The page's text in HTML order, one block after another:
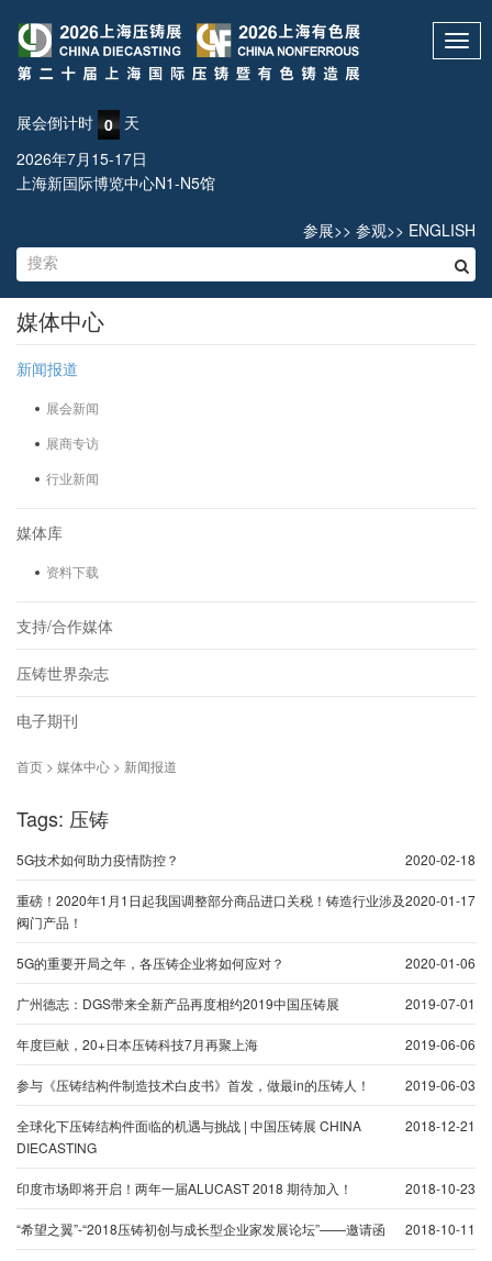
展会倒计时 0 天
2026年7月15-17日
上海新国际博览中心N1-N5馆
参展>> 参观>> ENGLISH
媒体中心
新闻报道
展会新闻
展商专访
行业新闻
媒体库
资料下载
支持/合作媒体
压铸世界杂志
电子期刊
首页 > 媒体中心 > 新闻报道
Tags: 压铸
2020-02-18
5G技术如何助力疫情防控？
2020-01-17
重磅！2020年1月1日起我国调整部分商品进口关税！铸造行业涉及
阀门产品！
2020-01-06
5G的重要开局之年，各压铸企业将如何应对？
2019-07-01
广州德志：DGS带来全新产品再度相约2019中国压铸展
2019-06-06
年度巨献，20+日本压铸科技7月再聚上海
2019-06-03
参与《压铸结构件制造技术白皮书》首发，做最in的压铸人！
2018-12-21
全球化下压铸结构件面临的机遇与挑战 | 中国压铸展 CHINA
DIECASTING
2018-10-23
印度市场即将开启！两年一届ALUCAST 2018 期待加入！
2018-10-11
“希望之翼”-“2018压铸初创与成长型企业家发展论坛”——邀请函